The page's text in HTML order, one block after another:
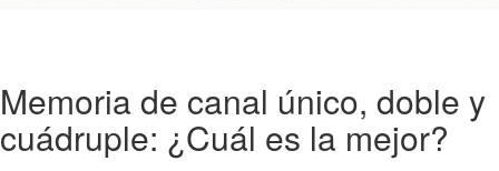
Memoria de canal único, doble y
cuádruple: ¿Cuál es la mejor?